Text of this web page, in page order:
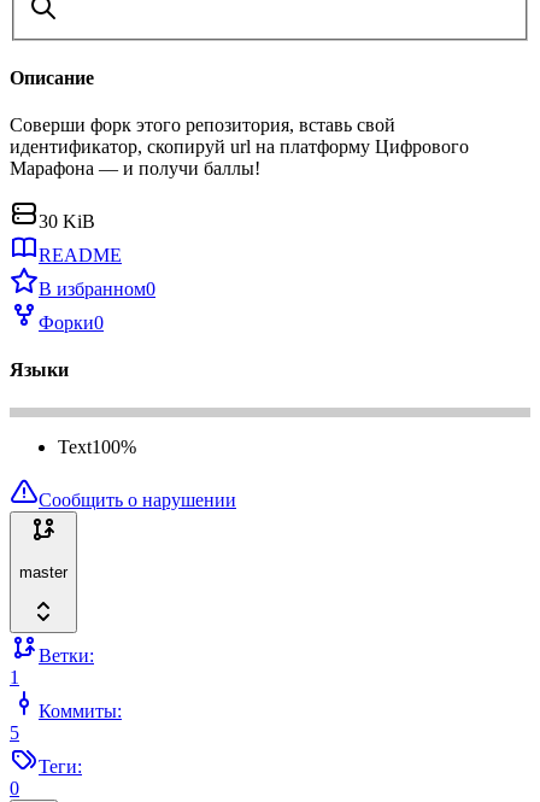
Описание
Соверши форк этого репозитория, вставь свой
идентификатор, скопируй url на платформу Цифрового
Марафона — и получи баллы!
30 KiB
README
В избранном0
Форки0
Языки
Text100%
Сообщить о нарушении
master
Ветки:
1
Коммиты:
5
Теги:
0